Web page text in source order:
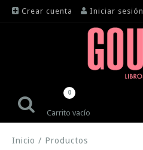
Crear cuenta Iniciar sesión
Carrito vacío
0
Inicio / Productos